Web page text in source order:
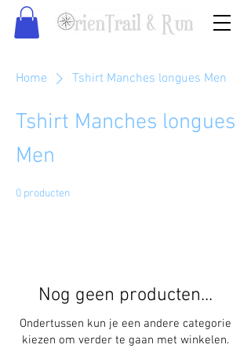
Home Tshirt Manches longues Men
Tshirt Manches longues
Men
0 producten
Nog geen producten...
Ondertussen kun je een andere categorie
kiezen om verder te gaan met winkelen.